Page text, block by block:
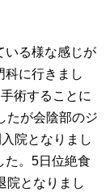
いる様な感じが
科に行きまし
術することに
たが会陰部のジ
院となりまし
た。5日位絶食
院となりまし